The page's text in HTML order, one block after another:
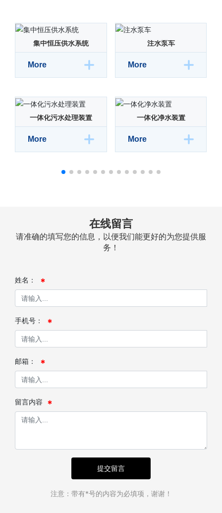
集中恒压供水系统
More
注水泵车
More
一体化污水处理装置
More
一体化净水装置
More
在线留言
请准确的填写您的信息，以便我们能更好的为您提供服
务！
姓名：
手机号：
邮箱：
留言内容
提交留言
注意：带有*号的内容为必填项，谢谢！